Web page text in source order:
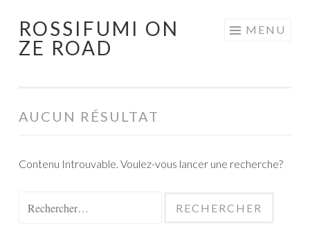
Aller
au
ROSSIFUMI ON
ZE ROAD
MENU
AUCUN RÉSULTAT
Contenu Introuvable. Voulez-vous lancer une recherche?